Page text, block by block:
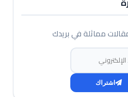
مماثلة في بريدك
اشتراك